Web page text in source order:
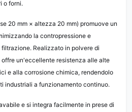
o forni.
20 mm × altezza 20 mm) promuove un
la contropressione e
Realizzato in polvere di
un'eccellente resistenza alle alte
e alla corrosione chimica, rendendolo
industriali a funzionamento continuo.
e si integra facilmente in prese di